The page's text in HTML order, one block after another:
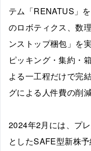
テム「RENATUS」
のロボティクス、数
ンストップ梱包」を
ピッキング・集約・
よる一工程だけで完
グによる人件費の削
2024年2月には、プ
としたSAFE型新株